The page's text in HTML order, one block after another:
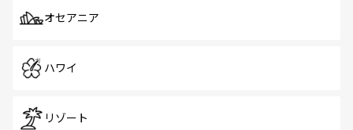
オセアニア
ハワイ
リゾート